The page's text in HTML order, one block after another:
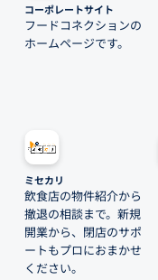
コーポレートサイト
フードコネクションの
ホームページです。
ミセカリ
飲食店の物件紹介から
撤退の相談まで。新規
開業から、閉店のサポ
ートもプロにおまかせ
ください。